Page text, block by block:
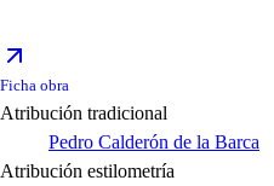
Ficha obra
Atribución tradicional
Pedro Calderón de la Barca
Atribución estilometría